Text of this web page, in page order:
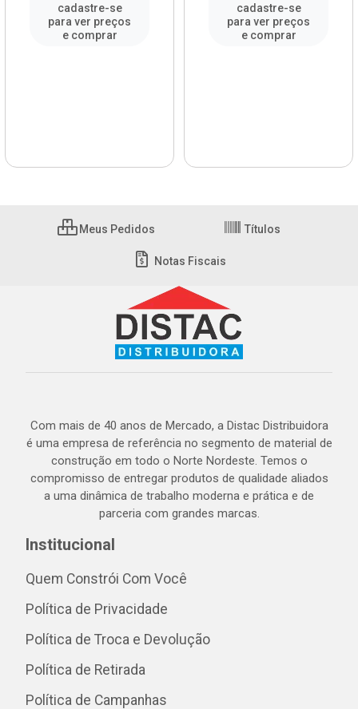
cadastre-se
para ver preços
e comprar
cadastre-se
para ver preços
e comprar
Meus Pedidos Títulos
Notas Fiscais
Com mais de 40 anos de Mercado, a Distac Distribuidora
é uma empresa de referência no segmento de material de
construção em todo o Norte Nordeste. Temos o
compromisso de entregar produtos de qualidade aliados
a uma dinâmica de trabalho moderna e prática e de
parceria com grandes marcas.
Institucional
Quem Constrói Com Você
Política de Privacidade
Política de Troca e Devolução
Política de Retirada
Política de Campanhas